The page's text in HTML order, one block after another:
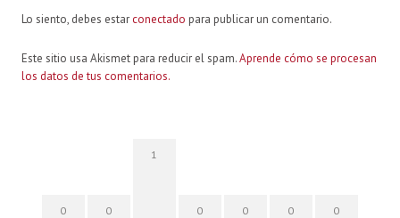
Lo siento, debes estar conectado para publicar un comentario.
Este sitio usa Akismet para reducir el spam.Aprende cómo se procesan
los datos de tus comentarios.
0 0
1
0 0 0 0